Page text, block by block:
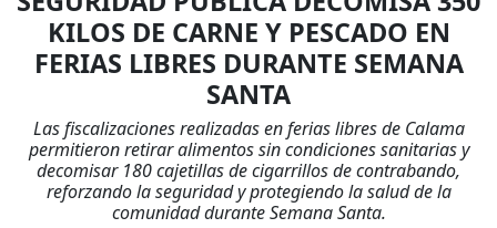
KILOS DE CARNE Y PESCADO EN
FERIAS LIBRES DURANTE SEMANA
SANTA
Las fiscalizaciones realizadas en ferias libres de Calama
permitieron retirar alimentos sin condiciones sanitarias y
decomisar 180 cajetillas de cigarrillos de contrabando,
reforzando la seguridad y protegiendo la salud de la
comunidad durante Semana Santa.